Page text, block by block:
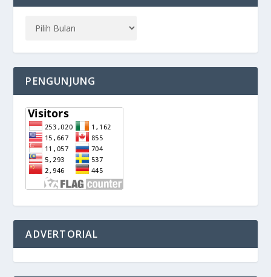
PENGUNJUNG
ADVERTORIAL